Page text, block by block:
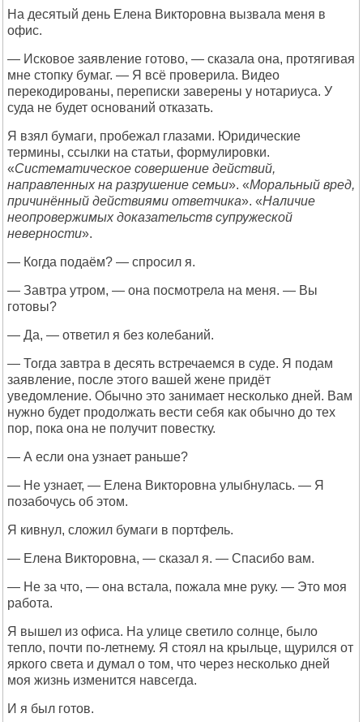
На десятый день Елена Викторовна вызвала меня в
офис.
— Исковое заявление готово, — сказала она, протягивая
мне стопку бумаг. — Я всё проверила. Видео
перекодированы, переписки заверены у нотариуса. У
суда не будет оснований отказать.
Я взял бумаги, пробежал глазами. Юридические
термины, ссылки на статьи, формулировки.
«Систематическое совершение действий,
направленных на разрушение семьи». «Моральный вред,
причинённый действиями ответчика». «Наличие
неопровержимых доказательств супружеской
неверности».
— Когда подаём? — спросил я.
— Завтра утром, — она посмотрела на меня. — Вы
готовы?
— Да, — ответил я без колебаний.
— Тогда завтра в десять встречаемся в суде. Я подам
заявление, после этого вашей жене придёт
уведомление. Обычно это занимает несколько дней. Вам
нужно будет продолжать вести себя как обычно до тех
пор, пока она не получит повестку.
— А если она узнает раньше?
— Не узнает, — Елена Викторовна улыбнулась. — Я
позабочусь об этом.
Я кивнул, сложил бумаги в портфель.
— Елена Викторовна, — сказал я. — Спасибо вам.
— Не за что, — она встала, пожала мне руку. — Это моя
работа.
Я вышел из офиса. На улице светило солнце, было
тепло, почти по-летнему. Я стоял на крыльце, щурился от
яркого света и думал о том, что через несколько дней
моя жизнь изменится навсегда.
И я был готов.